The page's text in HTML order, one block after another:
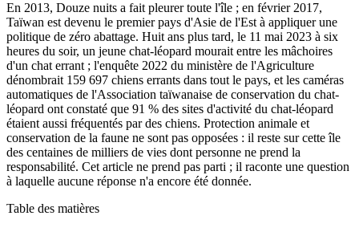
En 2013, Douze nuits a fait pleurer toute l'île ; en février 2017,
Taïwan est devenu le premier pays d'Asie de l'Est à appliquer une
politique de zéro abattage. Huit ans plus tard, le 11 mai 2023 à six
heures du soir, un jeune chat-léopard mourait entre les mâchoires
d'un chat errant ; l'enquête 2022 du ministère de l'Agriculture
dénombrait 159 697 chiens errants dans tout le pays, et les caméras
automatiques de l'Association taïwanaise de conservation du chat-
léopard ont constaté que 91 % des sites d'activité du chat-léopard
étaient aussi fréquentés par des chiens. Protection animale et
conservation de la faune ne sont pas opposées : il reste sur cette île
des centaines de milliers de vies dont personne ne prend la
responsabilité. Cet article ne prend pas parti ; il raconte une question
à laquelle aucune réponse n'a encore été donnée.
Table des matières